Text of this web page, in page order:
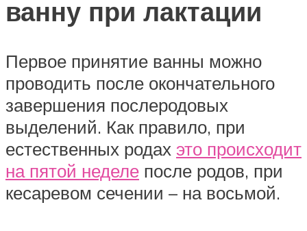
ванну при лактации
Первое принятие ванны можно
проводить после окончательного
завершения послеродовых
выделений. Как правило, при
естественных родах это происходит
на пятой неделе после родов, при
кесаревом сечении – на восьмой.